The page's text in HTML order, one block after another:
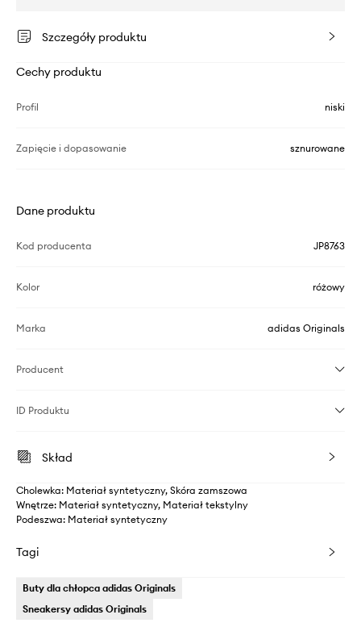
Szczegóły produktu
Cechy produktu
Profil niski
Zapięcie i dopasowanie sznurowane
Dane produktu
Kod producenta JP8763
Kolor różowy
Marka adidas Originals
Producent
ID Produktu
Skład
Cholewka: Materiał syntetyczny, Skóra zamszowa
Wnętrze: Materiał syntetyczny, Materiał tekstylny
Podeszwa: Materiał syntetyczny
Tagi
Buty dla chłopca adidas Originals
Sneakersy adidas Originals